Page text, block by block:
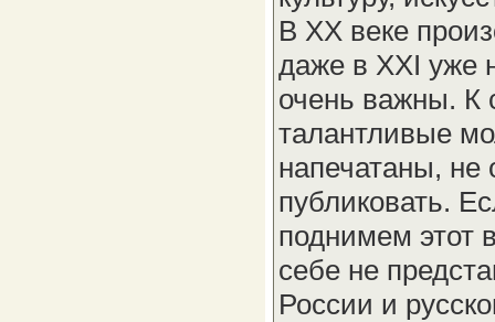
В XX веке
даже в XXI уже
очень важны. К
талантливые
напечатаны, не
публиковать.
поднимем этот
себе не
России и